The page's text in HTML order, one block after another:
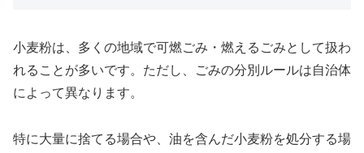
小麦粉は、多くの地域で可燃ごみ・燃えるごみとして扱わ
れることが多いです。ただし、ごみの分別ルールは自治体
によって異なります。
特に大量に捨てる場合や、油を含んだ小麦粉を処分する場